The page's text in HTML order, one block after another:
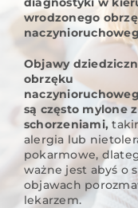
wrodzonego
Objawy
obrzęku
są często mylone
schorzeniami,
alergia lub
pokarmowe,
ważne jest abyś o
objawach
lekarzem.